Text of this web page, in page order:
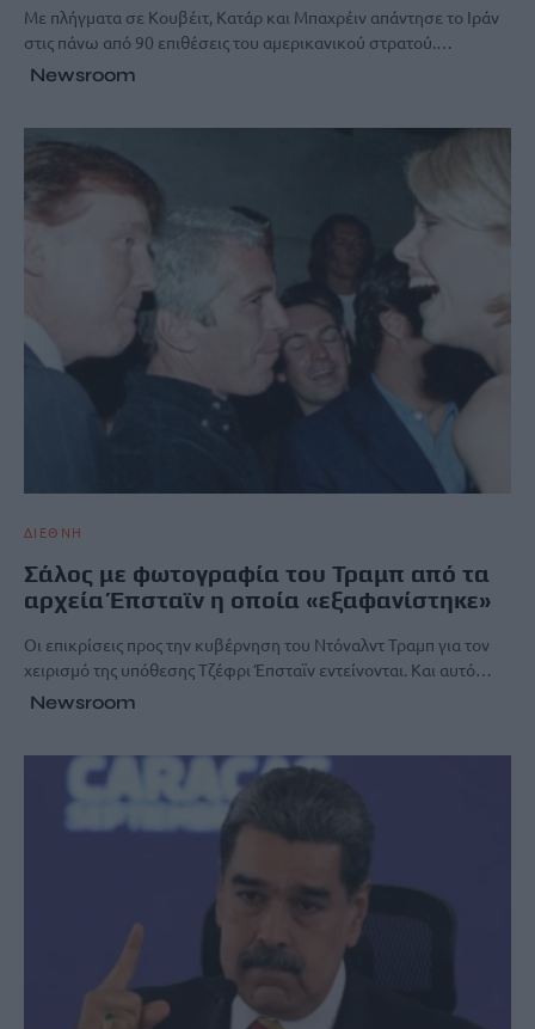
Με πλήγματα σε Κουβέιτ, Κατάρ και Μπαχρέιν απάντησε το Ιράν
στις πάνω από 90 επιθέσεις του αμερικανικού στρατού.…
Newsroom
ΔΙΕΘΝΗ
Σάλος με φωτογραφία του Τραμπ από τα
αρχεία Έπσταϊν η οποία «εξαφανίστηκε»
Οι επικρίσεις προς την κυβέρνηση του Ντόναλντ Τραμπ για τον
χειρισμό της υπόθεσης Τζέφρι Έπσταϊν εντείνονται. Και αυτό…
Newsroom